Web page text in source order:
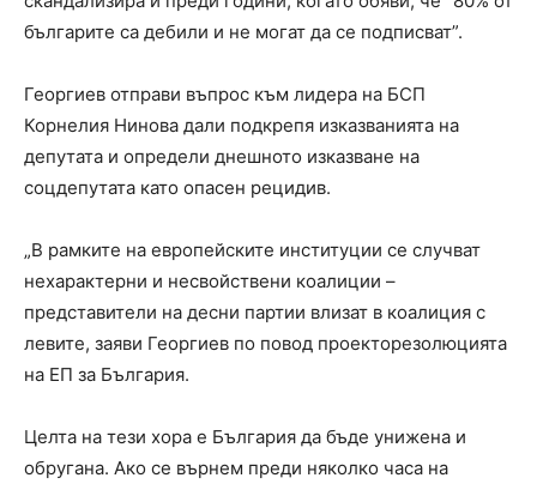
българите са дебили и не могат да се подписват”.
Георгиев отправи въпрос към лидера на БСП
Корнелия Нинова дали подкрепя изказванията на
депутата и определи днешното изказване на
соцдепутата като опасен рецидив.
„В рамките на европейските институции се случват
нехарактерни и несвойствени коалиции –
представители на десни партии влизат в коалиция с
левите, заяви Георгиев по повод проекторезолюцията
на ЕП за България.
Целта на тези хора е България да бъде унижена и
обругана. Ако се върнем преди няколко часа на